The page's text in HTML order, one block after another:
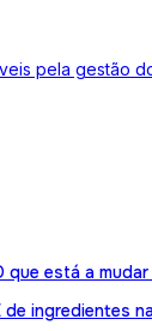
pela gestão
que está a
de ingredientes